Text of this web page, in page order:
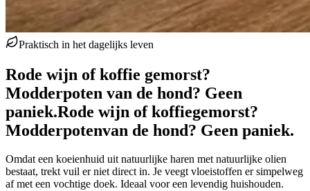
Praktisch in het dagelijks leven
Rode wijn of koffie gemorst?
Modderpoten van de hond? Geen
paniek.Rode wijn of koffiegemorst?
Modderpotenvan de hond? Geen paniek.
Omdat een koeienhuid uit natuurlijke haren met natuurlijke olien
bestaat, trekt vuil er niet direct in. Je veegt vloeistoffen er simpelweg
af met een vochtige doek. Ideaal voor een levendig huishouden.